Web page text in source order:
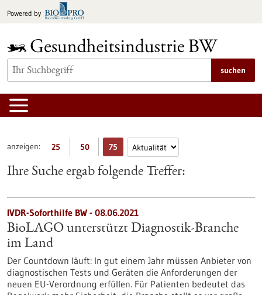
Inhalt
Powered by
suchen
anzeigen: 25 50 75
Ihre Suche ergab folgende Treffer:
IVDR-Soforthilfe BW - 08.06.2021
BioLAGO unterstützt Diagnostik-Branche
im Land
Der Countdown läuft: In gut einem Jahr müssen Anbieter von
diagnostischen Tests und Geräten die Anforderungen der
neuen EU-Verordnung erfüllen. Für Patienten bedeutet das